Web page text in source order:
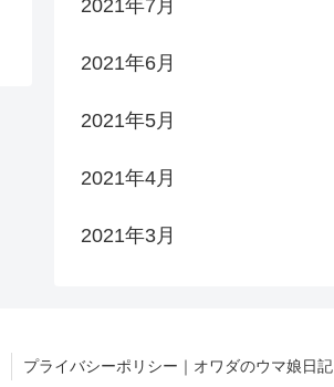
2021年7月
2021年6月
2021年5月
2021年4月
2021年3月
プライバシーポリシー｜オワダのウマ娘日記